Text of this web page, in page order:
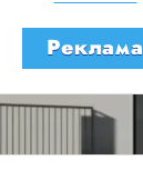
Реклама